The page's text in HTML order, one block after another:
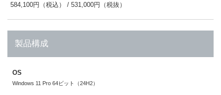
584,100円（税込） / 531,000円（税抜）
製品構成
OS
Windows 11 Pro 64ビット（24H2）